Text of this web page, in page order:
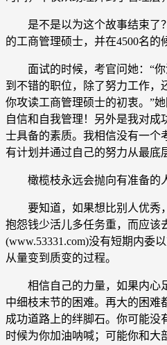
是不是以为这个故事结束了
的工商管理硕士，并在4500名的
面试的时候，考官问她：“你
到不错的职位，除了努力工作，
你攻读工商管理硕士的初衷。”
自信和自我管理！另外是我对成
士具备的素质。我相信没有一个
有计划并通过自己的努力从最底
橄榄枝永远会抛向有准备的
要知道，如果想比别人优秀
抱怨钱少活儿多任务重，而应该
(www.53331.com)没有短期内委
从量变到质变的过程。
相信自己的力量，如果内心
中细枝末节的困难。再大的困难
成功道路上的绊脚石。你可能没
时候为你加油呐喊；可能你和大